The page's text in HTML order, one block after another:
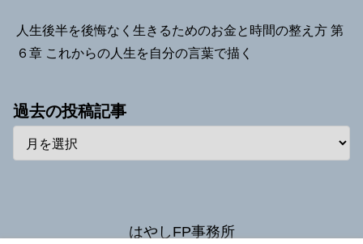
人生後半を後悔なく生きるためのお金と時間の整え方 第
６章 これからの人生を自分の言葉で描く
過去の投稿記事
はやしFP事務所